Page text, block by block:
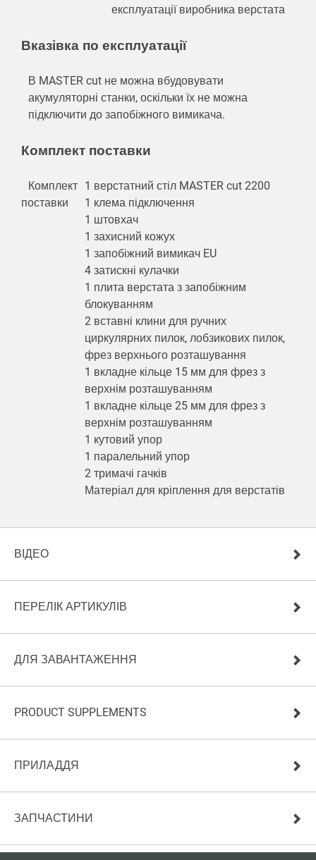
експлуатації виробника верстата
Вказівка по експлуатації
В MASTER cut не можна вбудовувати
акумуляторні станки, оскільки їх не можна
підключити до запобіжного вимикача.
Комплект поставки
Комплект
поставки
1 верстатний стіл MASTER cut 2200
1 клема підключення
1 штовхач
1 захисний кожух
1 запобіжний вимикач EU
4 затискні кулачки
1 плита верстата з запобіжним
блокуванням
2 вставні клини для ручних
циркулярних пилок, лобзикових пилок,
фрез верхнього розташування
1 вкладне кільце 15 мм для фрез з
верхнім розташуванням
1 вкладне кільце 25 мм для фрез з
верхнім розташуванням
1 кутовий упор
1 паралельний упор
2 тримачі гачків
Матеріал для кріплення для верстатів
ВІДЕО
ПЕРЕЛІК АРТИКУЛІВ
ДЛЯ ЗАВАНТАЖЕННЯ
PRODUCT SUPPLEMENTS
ПРИЛАДДЯ
ЗАПЧАСТИНИ